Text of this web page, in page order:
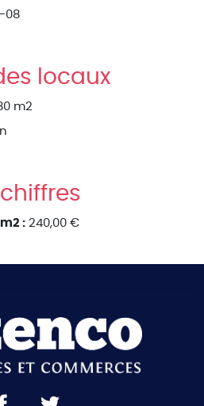
08
locaux
m2
: 240,00 €